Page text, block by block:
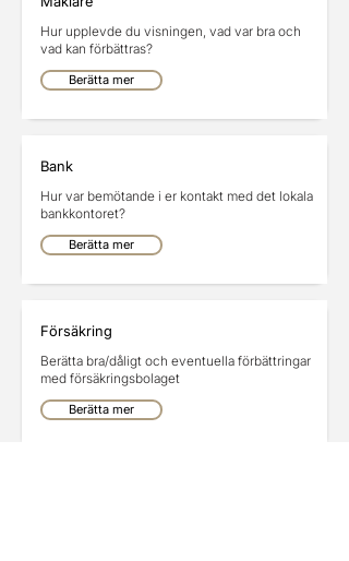
Hur upplevde du visningen, vad var bra och
vad kan förbättras?
Berätta mer
Bank
Hur var bemötande i er kontakt med det lokala
bankkontoret?
Berätta mer
Försäkring
Berätta bra/dåligt och eventuella förbättringar
med försäkringsbolaget
Berätta mer